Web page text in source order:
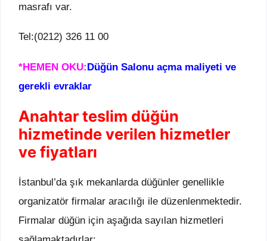
masrafı var.
Tel:(0212) 326 11 00
*HEMEN OKU:Düğün Salonu açma maliyeti ve
gerekli evraklar
Anahtar teslim düğün
hizmetinde verilen hizmetler
ve fiyatları
İstanbul’da şık mekanlarda düğünler genellikle
organizatör firmalar aracılığı ile düzenlenmektedir.
Firmalar düğün için aşağıda sayılan hizmetleri